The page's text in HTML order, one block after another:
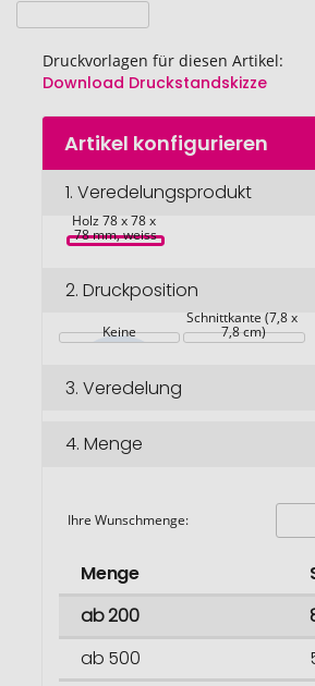
Druckvorlagen für diesen Artikel:
Download Druckstandskizze
Zum
Anfang
Bildgalerie
springen
Artikel konfigurieren
1. Veredelungsprodukt
Notizquader
Holz 78 x 78 x
78 mm, weiss
2. Druckposition
Keine
Schnittkante (7,8 x
7,8 cm)
3. Veredelung
4. Menge
Ihre Wunschmenge:
Menge
ab 200
ab 500